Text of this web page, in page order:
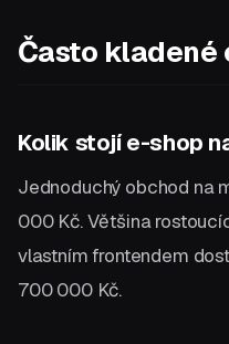
Často kladené
Kolik stojí e-shop
Jednoduchý obchod na
000 Kč. Většina
vlastním frontendem
700 000 Kč.